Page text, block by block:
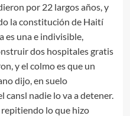
por 22 largos años, y
la constitución de Haití
es una e indivisible,
dos hospitales gratis
y el colmo es que un
dijo, en suelo
cansl nadie lo va a detener.
repitiendo lo que hizo